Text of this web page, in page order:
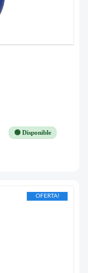
🟢 Disponible
OFERTA!